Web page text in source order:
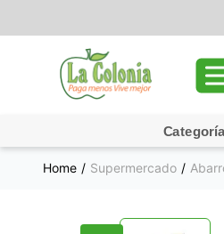
Supermercado
TÉRMINOS MÁS
1.
leche